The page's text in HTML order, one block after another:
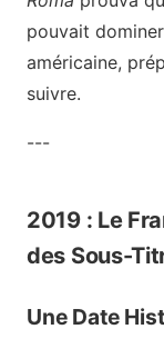
pouvait
américaine,
suivre.
---
2019 : Le
des Sous-
Une Date